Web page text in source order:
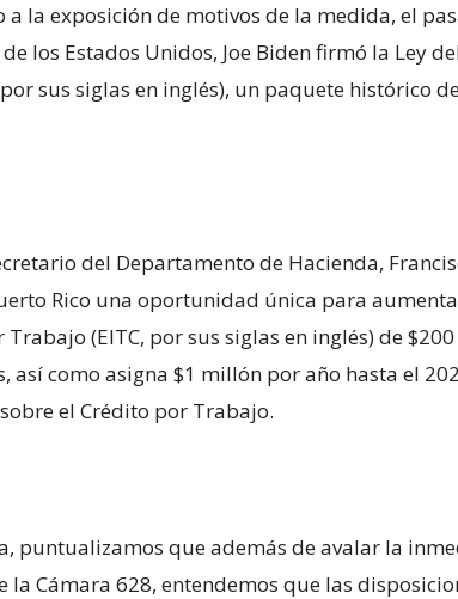
a la exposición de motivos de la medida, el
los Estados Unidos, Joe Biden firmó la Ley
por sus siglas en inglés), un paquete histórico
del Departamento de Hacienda,
Rico una oportunidad única para
(EITC, por sus siglas en inglés) de
así como asigna $1 millón por año hasta el
el Crédito por Trabajo.
puntualizamos que además de avalar la
la Cámara 628, entendemos que las